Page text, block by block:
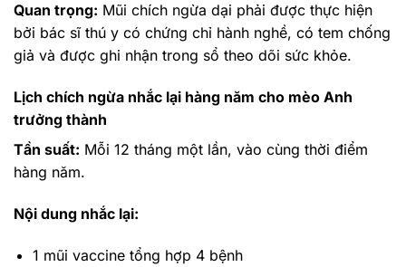
Quan trọng: Mũi chích ngừa dại phải được thực hiện
bởi bác sĩ thú y có chứng chỉ hành nghề, có tem chống
giả và được ghi nhận trong sổ theo dõi sức khỏe.
Lịch chích ngừa nhắc lại hàng năm cho mèo Anh
trưởng thành
Tần suất: Mỗi 12 tháng một lần, vào cùng thời điểm
hàng năm.
Nội dung nhắc lại:
1 mũi vaccine tổng hợp 4 bệnh